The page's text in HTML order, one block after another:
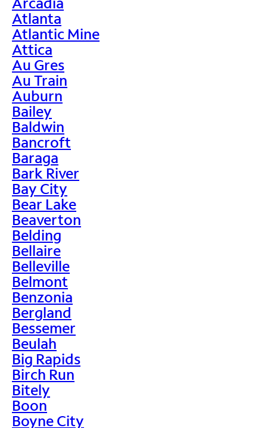
Atlanta
Atlantic Mine
Attica
Au Gres
Au Train
Auburn
Bailey
Baldwin
Bancroft
Baraga
Bark River
Bay City
Bear Lake
Beaverton
Belding
Bellaire
Belleville
Belmont
Benzonia
Bergland
Bessemer
Beulah
Big Rapids
Birch Run
Bitely
Boon
Boyne City